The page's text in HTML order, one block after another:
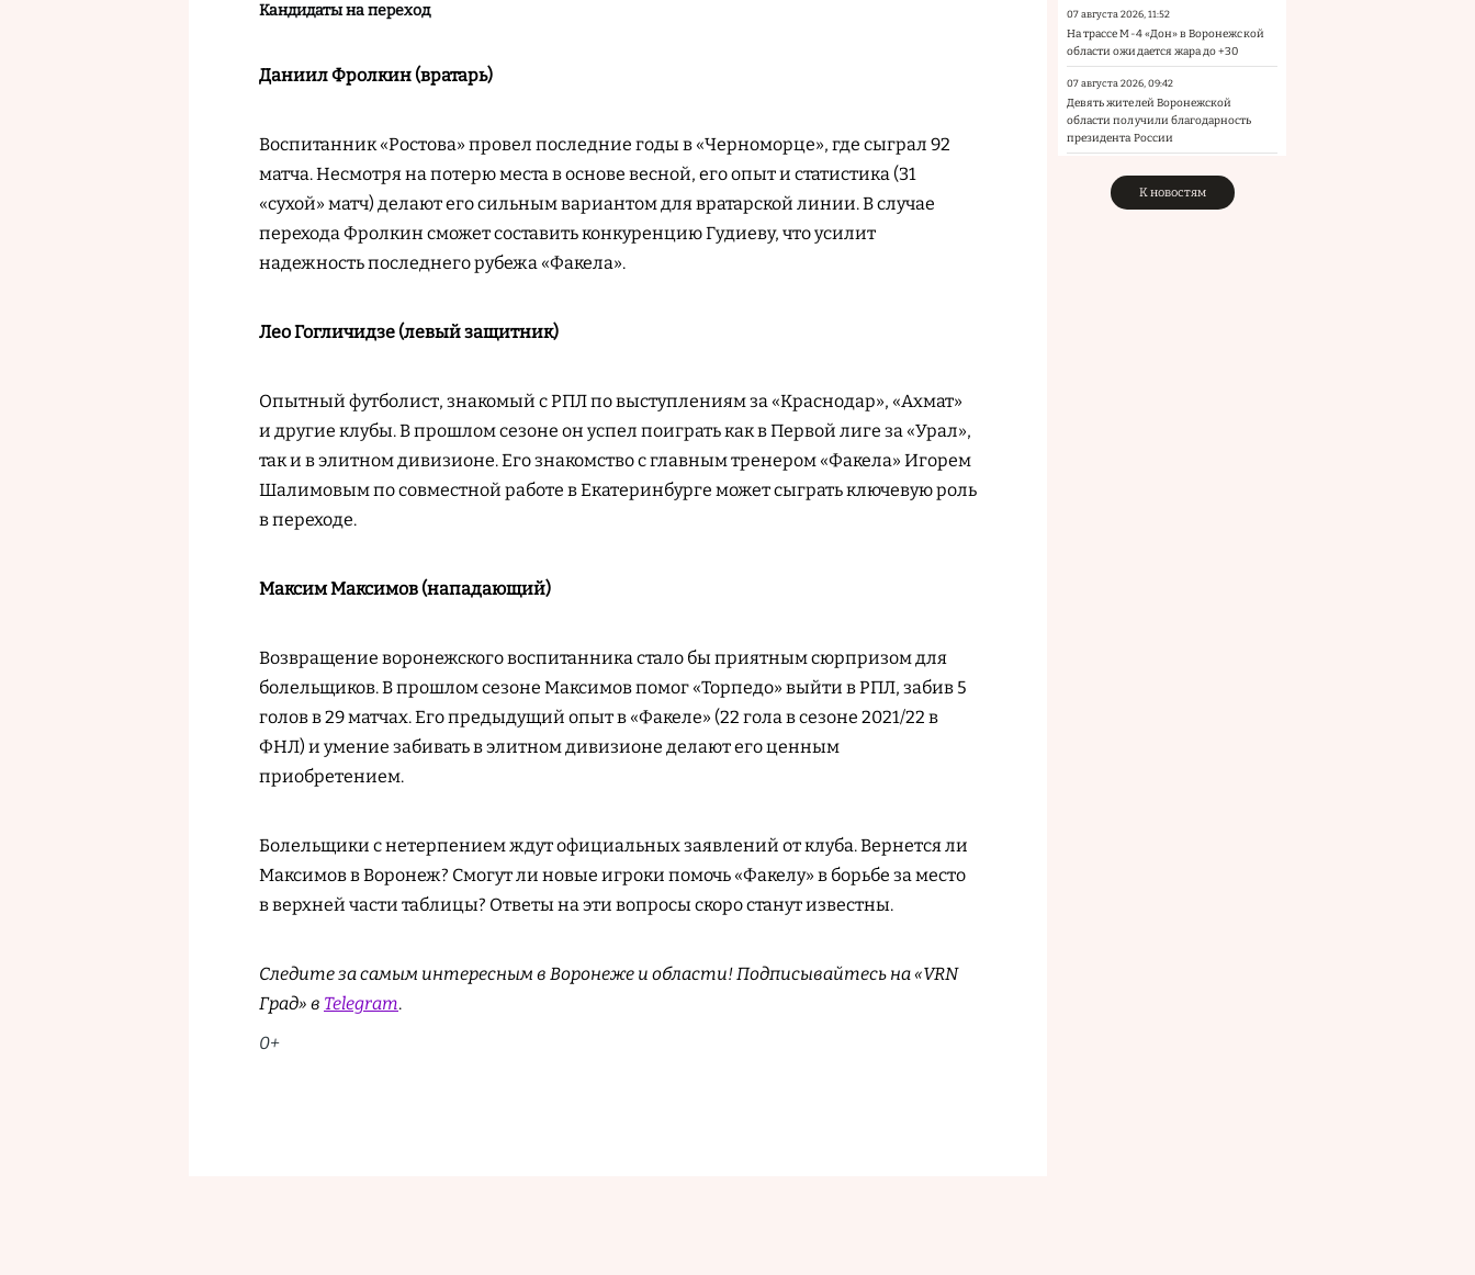
Кандидаты на переход
Даниил Фролкин (вратарь)
Воспитанник «Ростова» провел последние годы в «Черноморце», где сыграл 92
матча. Несмотря на потерю места в основе весной, его опыт и статистика (31
«сухой» матч) делают его сильным вариантом для вратарской линии. В случае
перехода Фролкин сможет составить конкуренцию Гудиеву, что усилит
надежность последнего рубежа «Факела».
Лео Гогличидзе (левый защитник)
Опытный футболист, знакомый с РПЛ по выступлениям за «Краснодар», «Ахмат»
и другие клубы. В прошлом сезоне он успел поиграть как в Первой лиге за «Урал»,
так и в элитном дивизионе. Его знакомство с главным тренером «Факела» Игорем
Шалимовым по совместной работе в Екатеринбурге может сыграть ключевую роль
в переходе.
Максим Максимов (нападающий)
Возвращение воронежского воспитанника стало бы приятным сюрпризом для
болельщиков. В прошлом сезоне Максимов помог «Торпедо» выйти в РПЛ, забив 5
голов в 29 матчах. Его предыдущий опыт в «Факеле» (22 гола в сезоне 2021/22 в
ФНЛ) и умение забивать в элитном дивизионе делают его ценным
приобретением.
Болельщики с нетерпением ждут официальных заявлений от клуба. Вернется ли
Максимов в Воронеж? Смогут ли новые игроки помочь «Факелу» в борьбе за место
в верхней части таблицы? Ответы на эти вопросы скоро станут известны.
Следите за самым интересным в Воронеже и области! Подписывайтесь на «VRN
Град» в Telegram.
0+
07 августа 2026, 11:52
На трассе М-4 «Дон» в Воронежской
области ожидается жара до +30
07 августа 2026, 09:42
Девять жителей Воронежской
области получили благодарность
президента России
К новостям